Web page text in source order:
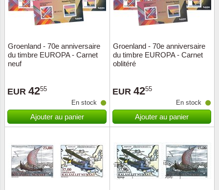
Groenland - 70e anniversaire
du timbre EUROPA - Carnet
neuf
EUR 4255
En stock
Ajouter au panier
Groenland - 70e anniversaire
du timbre EUROPA - Carnet
oblitéré
EUR 4255
En stock
Ajouter au panier
Love
Chypre